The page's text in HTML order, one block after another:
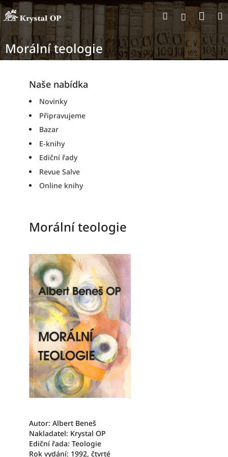
Přejít
na
Hledat
Morální teologie
Naše nabídka
Novinky
Připravujeme
Bazar
E-knihy
Ediční řady
Revue Salve
Online knihy
Morální teologie
Autor: Albert Beneš
Nakladatel: Krystal OP
Ediční řada: Teologie
Rok vydání: 1992, čtvrté